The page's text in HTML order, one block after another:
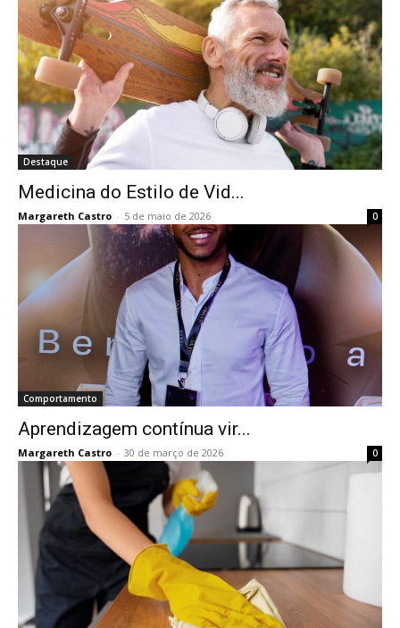
Destaque
Medicina do Estilo de Vid...
Margareth Castro - 5 de maio de 2026 0
Comportamento
Aprendizagem contínua vir...
Margareth Castro - 30 de março de 2026 0